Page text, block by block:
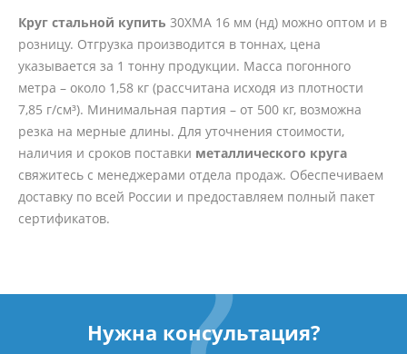
Круг стальной купить 30ХМА 16 мм (нд) можно оптом и в
розницу. Отгрузка производится в тоннах, цена
указывается за 1 тонну продукции. Масса погонного
метра – около 1,58 кг (рассчитана исходя из плотности
7,85 г/см³). Минимальная партия – от 500 кг, возможна
резка на мерные длины. Для уточнения стоимости,
наличия и сроков поставки металлического круга
свяжитесь с менеджерами отдела продаж. Обеспечиваем
доставку по всей России и предоставляем полный пакет
сертификатов.
Нужна консультация?